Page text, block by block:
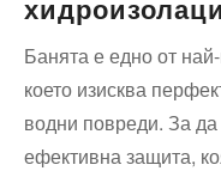
Банята е едно от
което ⁣изисква
водни повреди. За
⁤ефективна защита,